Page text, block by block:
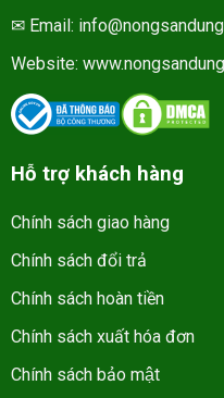
✉ Email:
Website:
Hỗ trợ khách hàng
Chính sách giao hàng
Chính sách đổi trả
Chính sách hoàn tiền
Chính sách xuất hóa đơn
Chính sách bảo mật